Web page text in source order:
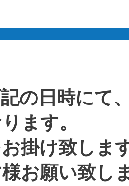
の日時にて
ます。
掛け致しま
お願い致し